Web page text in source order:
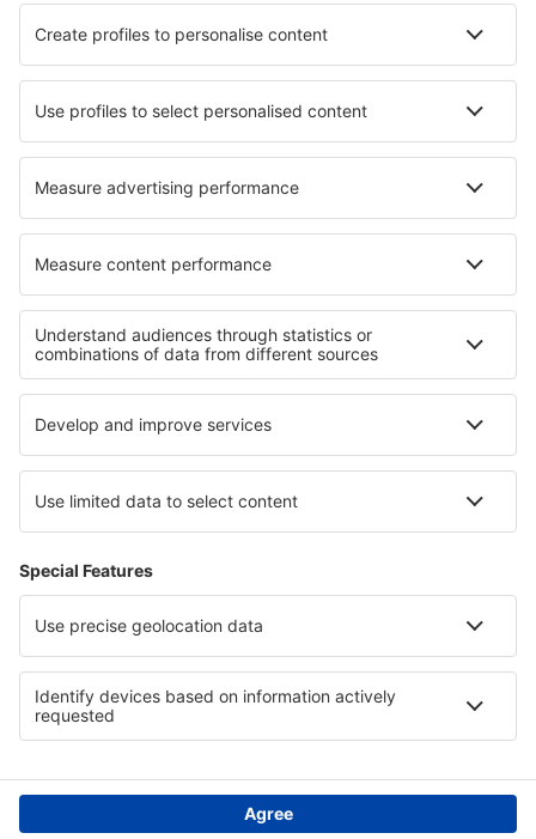
Hotels in Beigondo Hotels in Skärhamn
Hotels in Stepaside Hotels in Sainte-Catherine-de-Fierbois
Hotels in Aimargues Hotels in Gündoğan
Hotels in Falkensee Hotels in Puyrenier
Die besten Hotels - Regionen
Hotels in Atacama-Wüste Hotels in Apulien
Hotels in Kalabrien Hotels in Durres
Hotels in Kappadokien